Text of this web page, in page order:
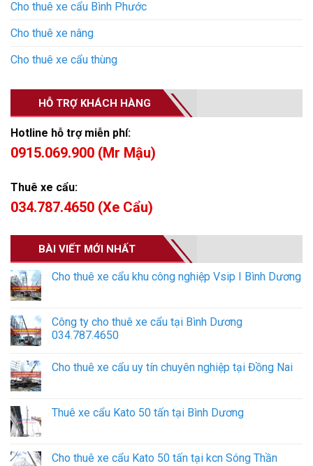
Cho thuê xe cẩu Bình Phước
Cho thuê xe nâng
Cho thuê xe cẩu thùng
HỖ TRỢ KHÁCH HÀNG
Hotline hỗ trợ miễn phí:
0915.069.900 (Mr Mậu)
Thuê xe cẩu:
034.787.4650 (Xe Cẩu)
BÀI VIẾT MỚI NHẤT
Cho thuê xe cẩu khu công nghiệp Vsip I Bình Dương
Công ty cho thuê xe cẩu tại Bình Dương
034.787.4650
Cho thuê xe cẩu uy tín chuyên nghiệp tại Đồng Nai
Thuê xe cẩu Kato 50 tấn tại Bình Dương
Cho thuê xe cẩu Kato 50 tấn tại kcn Sóng Thần